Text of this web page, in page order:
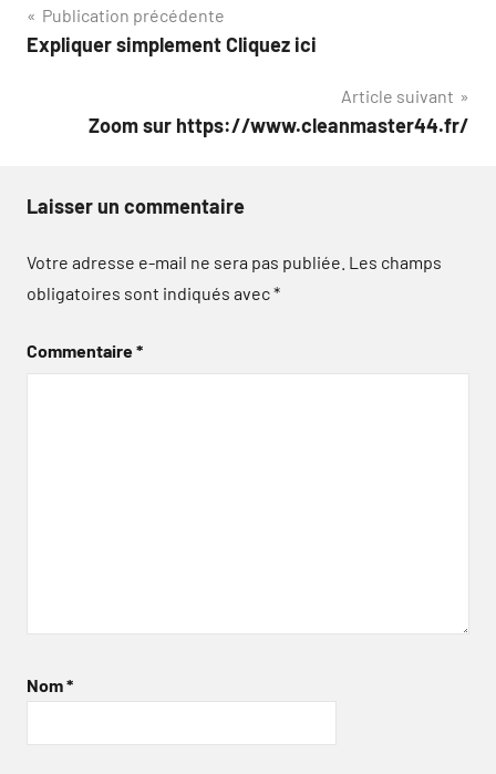
Navigation
de
Publication précédente
Expliquer simplement Cliquez ici
Article suivant
Zoom sur https://www.cleanmaster44.fr/
Laisser un commentaire
Votre adresse e-mail ne sera pas publiée. Les champs
obligatoires sont indiqués avec*
Commentaire*
Nom*